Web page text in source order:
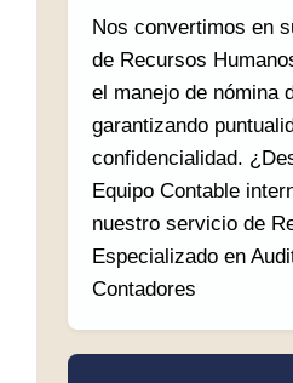
Nos convertimos en
de Recursos
el manejo de nómina
garantizando
confidencialidad.
Equipo Contable
nuestro servicio de
Especializado en
Contadores